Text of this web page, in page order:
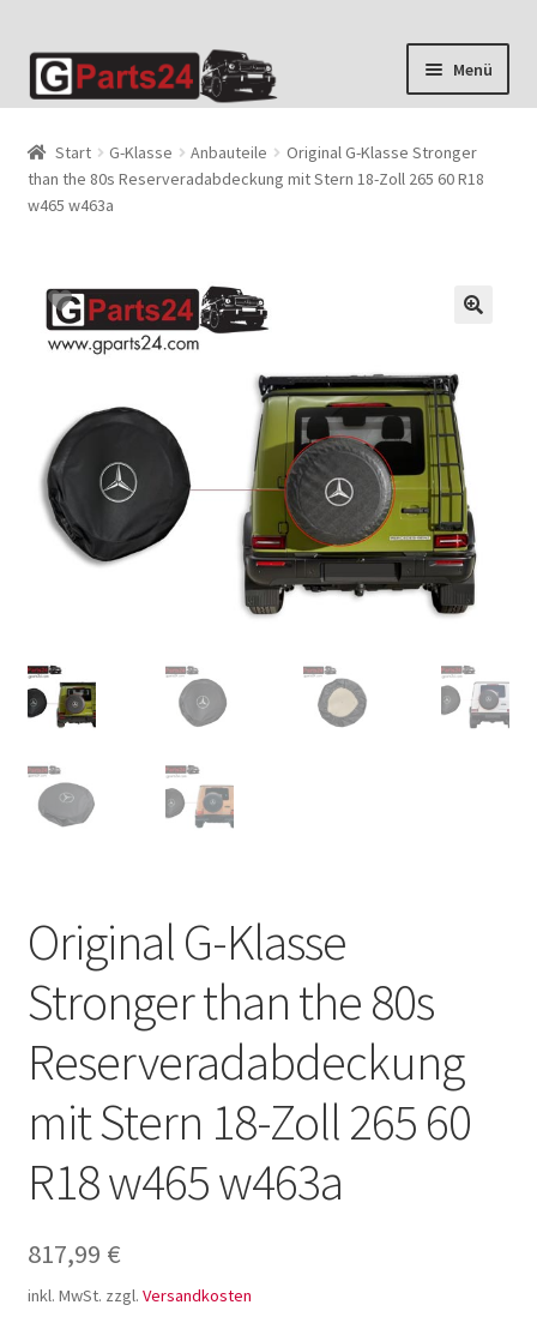
Zur
Navigation
Zum
Inhalt
Menü
Start G-Klasse Anbauteile
Original G-Klasse Stronger
than the 80s Reserveradabdeckung mit Stern 18-Zoll 265 60 R18
w465 w463a
Original G-Klasse
Stronger than the 80s
Reserveradabdeckung
mit Stern 18-Zoll 265 60
R18 w465 w463a
817,99 €
inkl. MwSt. zzgl. Versandkosten